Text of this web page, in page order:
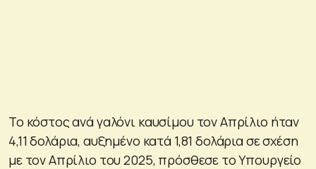
Το κόστος ανά γαλόνι καυσίμου τον Απρίλιο ήταν
4,11 δολάρια, αυξημένο κατά 1,81 δολάρια σε σχέση
με τον Απρίλιο του 2025, πρόσθεσε το Υπουργείο